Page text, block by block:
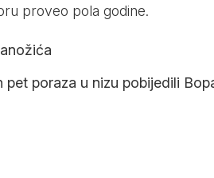
proveo pola godine.
poraza u nizu pobijedili